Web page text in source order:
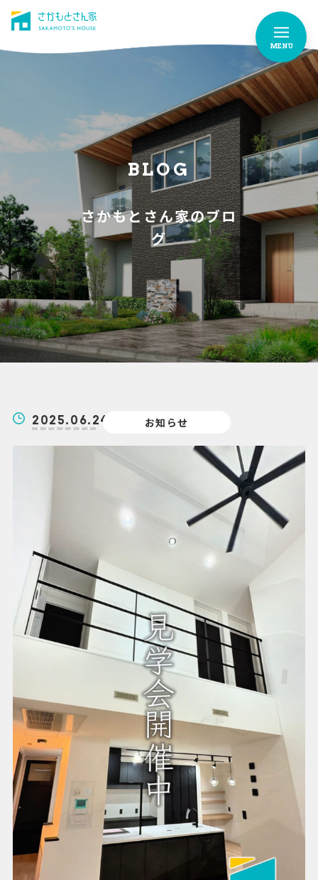
さかもとさん家のこだわり
FEATURES
お家づくりストーリー
OUR STORY
お家作りの流れ
FLOW
イベント情報
よくあるご質問
ブログ
BLOG
9:00～18:00 | 定休日／水曜日
MENU
BLOG
さかもとさん家のブロ
グ
2025.06.24 お知らせ